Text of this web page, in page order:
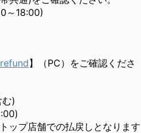
～18:00)
】（PC）をご確認くださ
)
ップ店舗での払戻しとなります